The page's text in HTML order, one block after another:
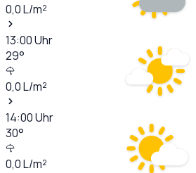
0,0L/m²
13:00Uhr
29°
0,0L/m²
14:00Uhr
30°
0,0L/m²